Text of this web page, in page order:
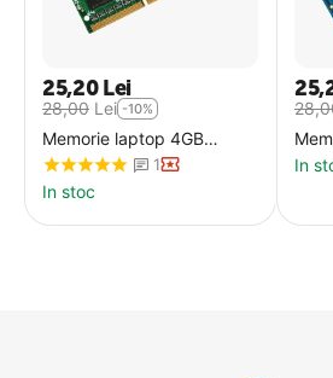
25,20 Lei
28,00 Lei -10%
Memorie laptop 4GB
DDR3L PC12800 1600MHz
second hand
1
In stoc
In